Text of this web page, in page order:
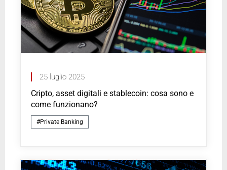
25 luglio 2025
Cripto, asset digitali e stablecoin: cosa sono e
come funzionano?
#Private Banking